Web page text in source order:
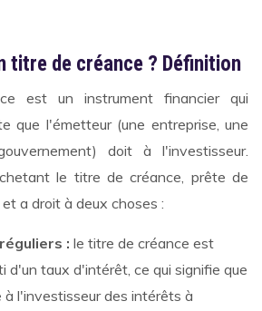
titre de créance ? Définition
est un instrument financier qui
que l'émetteur (une entreprise, une
doit à l'investisseur.
le titre de créance, prête de
a droit à deux choses :
: le titre de créance est
d'un taux d'intérêt, ce qui signifie que
l'investisseur des intérêts à